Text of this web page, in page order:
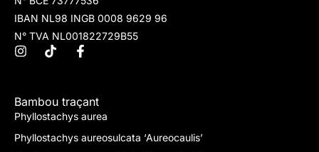
IBAN NL98 INGB 0008 9629 96
N° TVA NL001822729B55
Bambou traçant
Phyllostachys aurea
Phyllostachys aureosulcata ‘Aureocaulis’